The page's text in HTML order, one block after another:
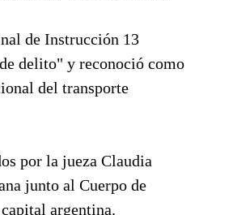
de Instrucción 13
delito" y reconoció como
del transporte
por la jueza Claudia
junto al Cuerpo de
argentina.